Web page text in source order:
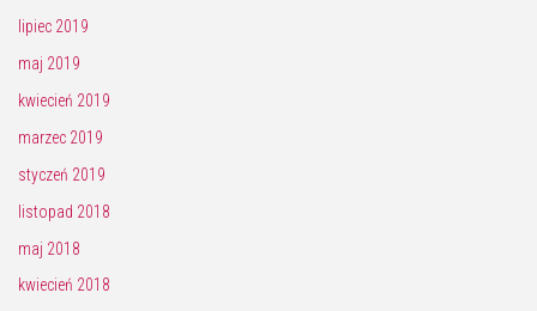
lipiec 2019
maj 2019
kwiecień 2019
marzec 2019
styczeń 2019
listopad 2018
maj 2018
kwiecień 2018